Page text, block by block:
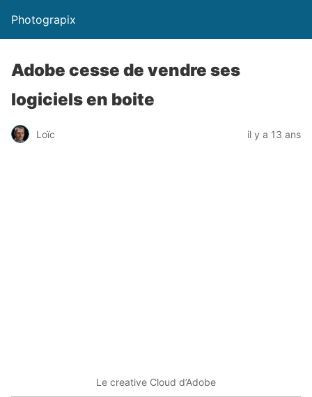
Photograpix
Adobe cesse de vendre ses
logiciels en boite
Loïc il y a 13 ans
Le creative Cloud d’Adobe